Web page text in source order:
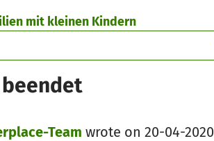
mit kleinen Kindern
Team wrote on 20-04-2020